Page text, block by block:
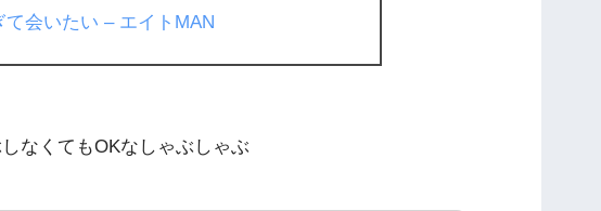
会いたい – エイトMAN
なくてもOKなしゃぶしゃぶ